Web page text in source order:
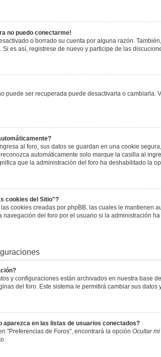
no puedo conectarme!
o borrado su cuenta por alguna razón.
es así, registrese de nuevo y participe de las
puede ser recuperada puede desactivarla o
al foro, sus datos se guardan en una cookie
automáticamente solo marque la casilla al
que la administración del foro ha deshabilitado la
cookies del Sitio"?
cookies creadas por phpBB, las cuales le
del foro por el usuario si la administración
y configuraciones están archivados en nuestra base
del foro. Este sistema le permitirá cambiar sus datos
aparezca en las listas de usuarios conectados?
"Preferencias de Foros", encontrará la opción Ocultar